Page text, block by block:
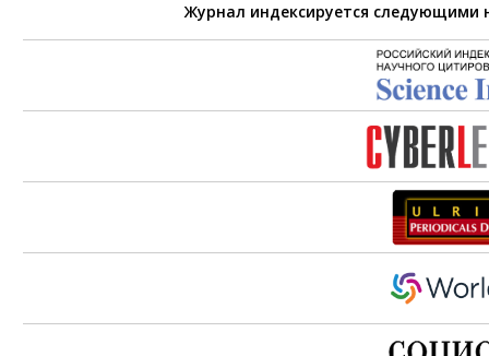
Журнал индексируется